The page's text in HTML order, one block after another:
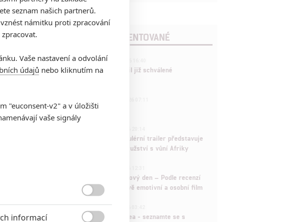
že
len
POSLEDNÍ KOMENTOVANÉ
3ČLÁNEK | 01.08.2026 16:40
Marvel nečekaně zrušil již schválené
拆彈專家
Děti krve a kostí: Regulérní trailer představuje
akční fantasy dobrodružství s vůní Afriky
Spider-Man: Zbrusu nový den – Podle recenzí
máme čekat překvapivě emotivní a osobní film
Velké preview: Odyssea - seznamte se s
seznam našich partnerů.
námitku proti zpracování
Vaše nastavení a odvolání
údajů nebo kliknutím na
"euconsent-v2" a v úložišti
vaše signály
informací